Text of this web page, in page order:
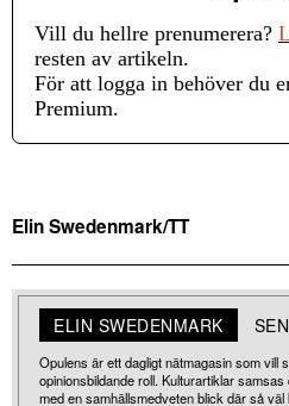
Vill du hellre prenumerera?
resten av artikeln.
För att logga in behöver du
Premium.
Elin Swedenmark/TT
ELIN SWEDENMARK
Opulens är ett dagligt nätmagasin som vill
opinionsbildande roll. Kulturartiklar
med en samhällsmedveten blick där så